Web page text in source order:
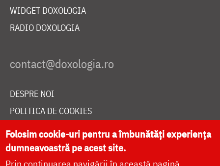
WIDGET DOXOLOGIA
RADIO DOXOLOGIA
DESPRE NOI
POLITICA DE COOKIES
DONEAZĂ ONLINE PENTRU CATEDRALA NAȚIONALĂ
Folosim cookie-uri pentru a îmbunătăți experiența
dumneavoastră pe acest site.